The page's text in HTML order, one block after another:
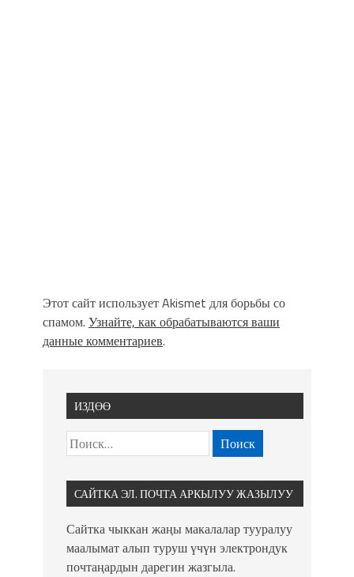
Этот сайт использует Akismet для борьбы со
спамом. Узнайте, как обрабатываются ваши
данные комментариев.
ИЗДӨӨ
САЙТКА ЭЛ. ПОЧТА АРКЫЛУУ ЖАЗЫЛУУ
Сайтка чыккан жаңы макалалар тууралуу
маалымат алып туруш үчүн электрондук
почтаңардын дарегин жазгыла.